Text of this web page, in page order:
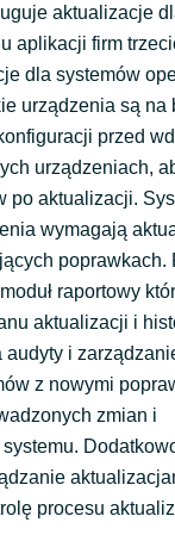
aktualizacje
aplikacji firm
dla systemów
urządzenia są na
przed
urządzeniach,
po aktualizacji.
wymagają
poprawkach.
raportowy
aktualizacji i
audyty i
z nowymi
zmian i
procesu